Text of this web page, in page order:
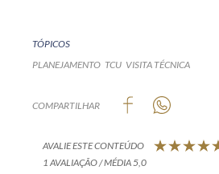
TÓPICOS
PLANEJAMENTO TCU VISITA TÉCNICA
COMPARTILHAR
AVALIE ESTE CONTEÚDO
1 AVALIAÇÃO / MÉDIA 5,0